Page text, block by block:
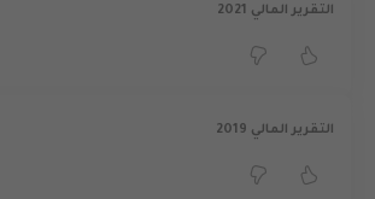
التقرير المالي 2021
التقرير المالي 2019